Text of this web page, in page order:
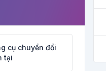
cụ chuyển đổi
tại